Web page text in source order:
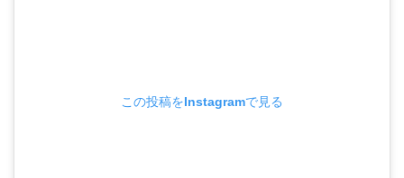
この投稿をInstagramで見る